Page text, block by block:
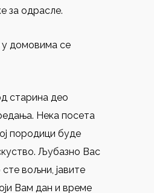
за одрасле.
домовима се
старина део
Нека посета
породици буде
Љубазно Вас
вољни, јавите
Вам дан и време